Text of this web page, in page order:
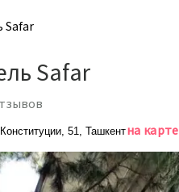
Safar
Safar
51, Ташкентна карте